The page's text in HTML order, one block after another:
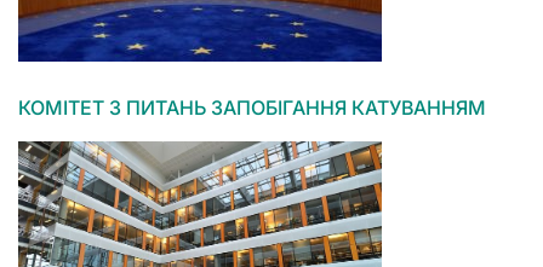
КОМІТЕТ З ПИТАНЬ ЗАПОБІГАННЯ КАТУВАННЯМ